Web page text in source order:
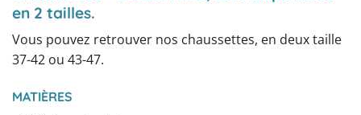
en 2 tailles.
Vous pouvez retrouver nos chaussettes, en deux taille
37-42 ou 43-47.
MATIÈRES